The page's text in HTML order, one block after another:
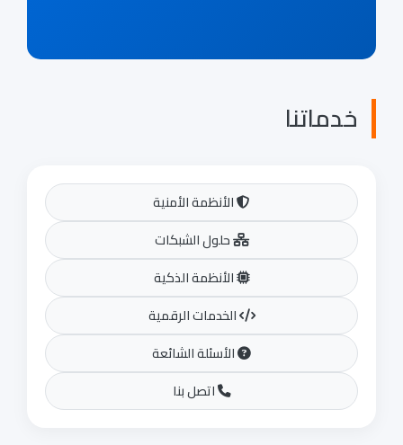
الأنظمة الأمنية
حلول الشبكات
الأنظمة الذكية
الخدمات الرقمية
الأسئلة الشائعة